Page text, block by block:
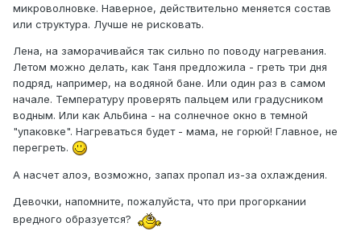
микроволновке. Наверное, действительно меняется состав
или структура. Лучше не рисковать.
Лена, на заморачивайся так сильно по поводу нагревания.
Летом можно делать, как Таня предложила - греть три дня
подряд, например, на водяной бане. Или один раз в самом
начале. Температуру проверять пальцем или градусником
водным. Или как Альбина - на солнечное окно в темной
"упаковке". Нагреваться будет - мама, не горюй! Главное, не
перегреть.
А насчет алоэ, возможно, запах пропал из-за охлаждения.
Девочки, напомните, пожалуйста, что при прогоркании
вредного образуется?